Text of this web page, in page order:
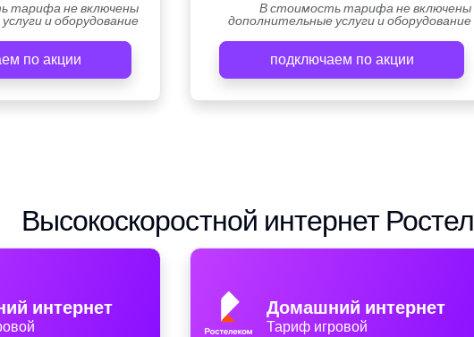
тарифа не включены
и оборудование
по акции
В стоимость тарифа не включены
дополнительные услуги и оборудование
подключаем по акции
Высокоскоростной интернет
интернет Домашний интернет
Тариф игровой